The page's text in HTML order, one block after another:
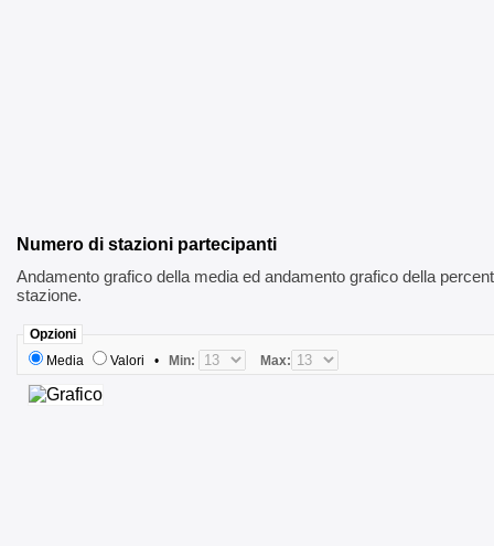
Numero di stazioni partecipanti
Andamento grafico della media ed andamento grafico della
stazione.
Opzioni
Media
Valori • Min: Max: